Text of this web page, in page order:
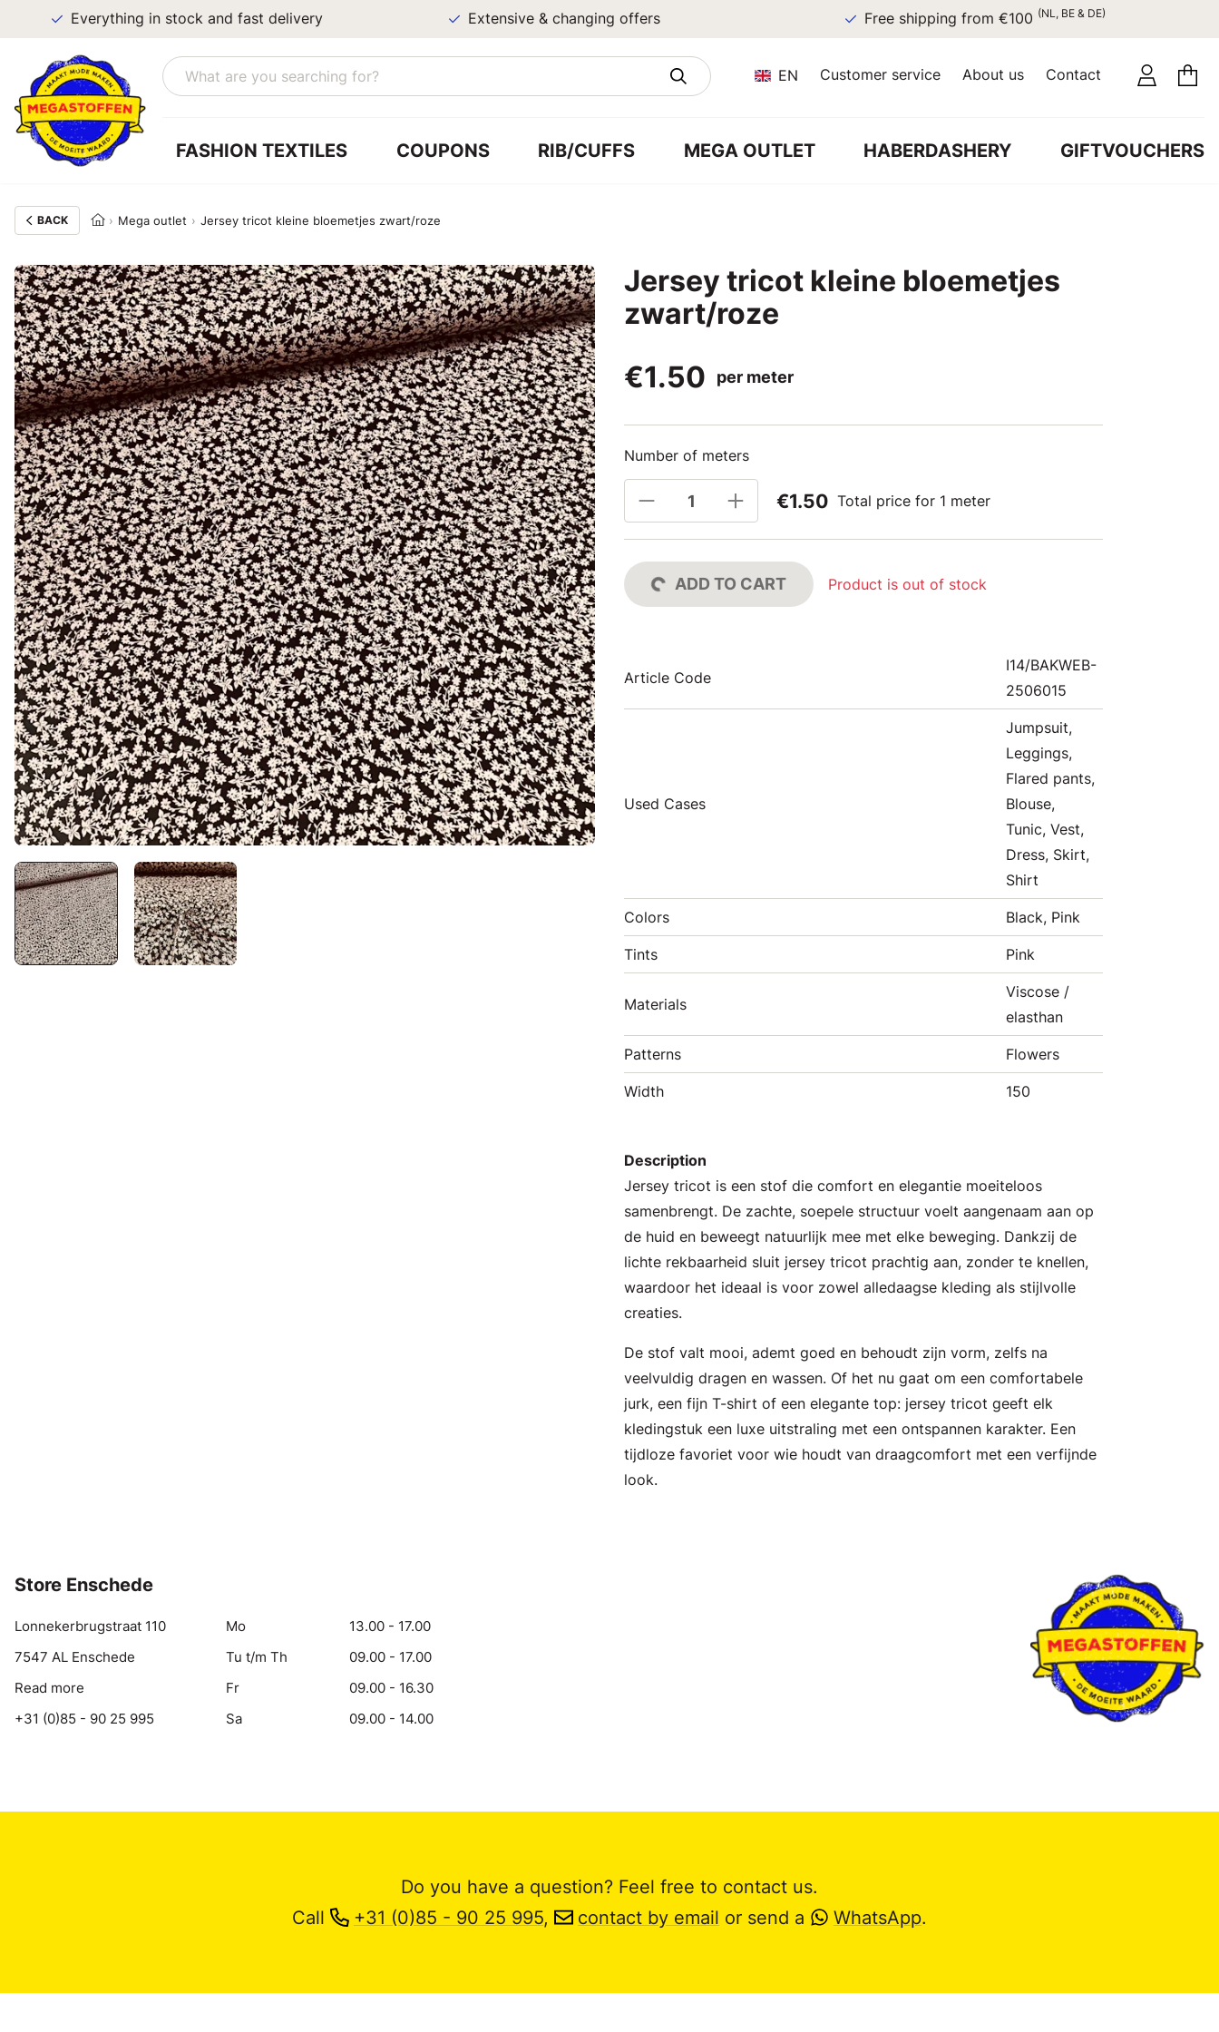
Everything in stock and fast delivery Extensive & changing offers Free shipping from €100(NL, BE & DE)
EN Customer service About us Contact
FASHION TEXTILES COUPONS RIB/CUFFS MEGA OUTLET HABERDASHERY GIFTVOUCHERS
BACK Mega outlet Jersey tricot kleine bloemetjes zwart/roze
Jersey tricot kleine bloemetjes
zwart/roze
€1.50
per meter
Number of meters
€1.50 Total price for 1 meter
ADD TO CART Product is out of stock
Article Code
I14/BAKWEB-
2506015
Used Cases
Jumpsuit,
Leggings,
Flared pants,
Blouse,
Tunic, Vest,
Dress, Skirt,
Shirt
Colors Black, Pink
Tints Pink
Materials
Viscose /
elasthan
Patterns Flowers
Width 150
Description
Jersey tricot is een stof die comfort en elegantie moeiteloos
samenbrengt. De zachte, soepele structuur voelt aangenaam aan op
de huid en beweegt natuurlijk mee met elke beweging. Dankzij de
lichte rekbaarheid sluit jersey tricot prachtig aan, zonder te knellen,
waardoor het ideaal is voor zowel alledaagse kleding als stijlvolle
creaties.
De stof valt mooi, ademt goed en behoudt zijn vorm, zelfs na
veelvuldig dragen en wassen. Of het nu gaat om een comfortabele
jurk, een fijn T-shirt of een elegante top: jersey tricot geeft elk
kledingstuk een luxe uitstraling met een ontspannen karakter. Een
tijdloze favoriet voor wie houdt van draagcomfort met een verfijnde
look.
Store Enschede
Lonnekerbrugstraat 110
7547 AL Enschede
Read more
+31 (0)85 - 90 25 995
Mo
13.00 - 17.00
Tu t/m Th
09.00 - 17.00
Fr
09.00 - 16.30
Sa
09.00 - 14.00
Do you have a question? Feel free to contact us.
Call
+31 (0)85 - 90 25 995, contact by email or send a WhatsApp.